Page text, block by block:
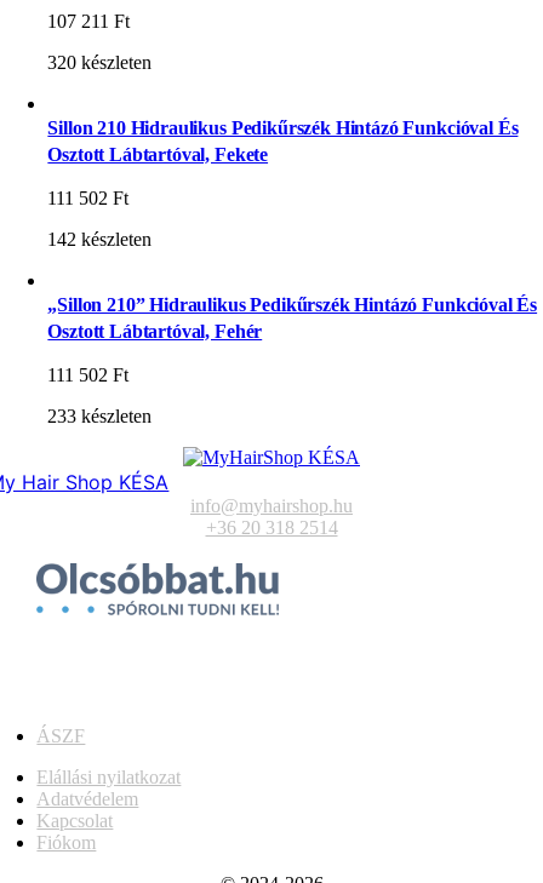
107 211Ft
320 készleten
Sillon 210 Hidraulikus Pedikűrszék Hintázó Funkcióval És
Osztott Lábtartóval, Fekete
111 502Ft
142 készleten
„Sillon 210” Hidraulikus Pedikűrszék Hintázó Funkcióval És
Osztott Lábtartóval, Fehér
111 502Ft
233 készleten
Hair Shop KÉSA
info@myhairshop.hu
+36 20 318 2514
ÁSZF
Elállási nyilatkozat
Adatvédelem
Kapcsolat
Fiókom